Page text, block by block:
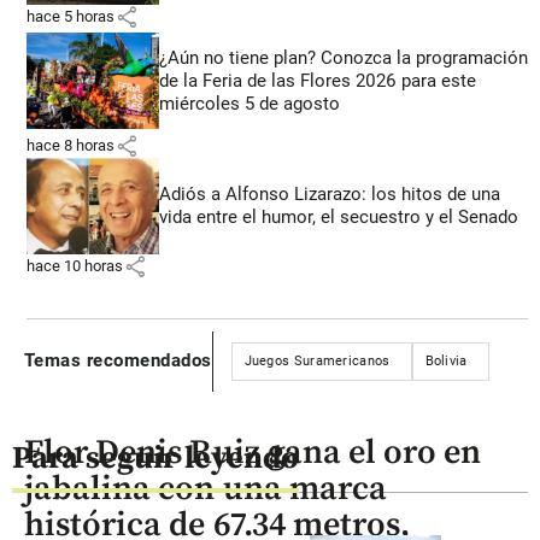
hace 5 horas share
¿Aún no tiene plan? Conozca la programación
de la Feria de las Flores 2026 para este
miércoles 5 de agosto
hace 8 horas share
Adiós a Alfonso Lizarazo: los hitos de una
vida entre el humor, el secuestro y el Senado
hace 10 horas share
Temas recomendados Juegos Suramericanos Bolivia
Para seguir leyendo
Flor Denis Ruiz gana el oro en
jabalina con una marca
histórica de 67.34 metros,